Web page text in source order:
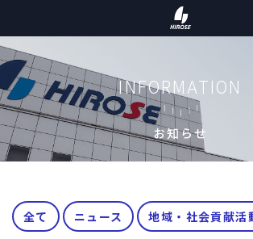
INFORMATION
お知らせ
全て ニュース 地域・社会貢献活